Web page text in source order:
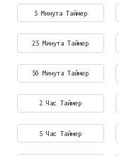
5 Минута Таймер
25 Минута Таймер
50 Минута Таймер
2 Час Таймер
5 Час Таймер